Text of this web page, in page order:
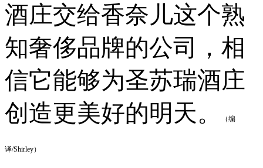
酒庄交给香奈儿这个熟
知奢侈品牌的公司，相
信它能够为圣苏瑞酒庄
创造更美好的明天。
（编
译/Shirley）